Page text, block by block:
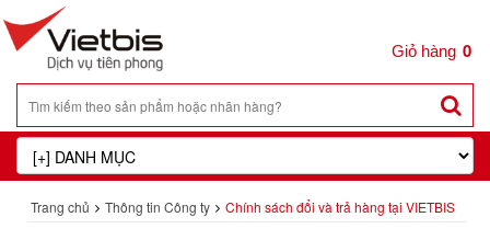
0
Trang chủ Thông tin Công ty Chính sách đổi và trả hàng tại VIETBIS